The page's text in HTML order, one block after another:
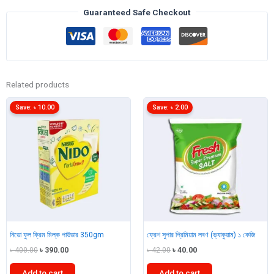
Guaranteed Safe Checkout
Related products
নিডো ফুল ক্রিম মিল্ক পাউডার 350gm
৳400.00 Original
was:
৳ 390.00Current
Save: ৳ 10.00
ফ্রেশ সুপার প্রিমিয়াম লবণ (ভ্যাকুয়াম) ১ কেজি
৳42.00 Original
was:
৳ 40.00Current
is:
Save: ৳ 2.00